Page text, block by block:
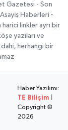
Gazetesi - Son
Haberleri -
linkler ayrı bir
yazıları ve
herhangi bir
Haber Yazılımı:
TE Bilişim
Copyright ©
2026